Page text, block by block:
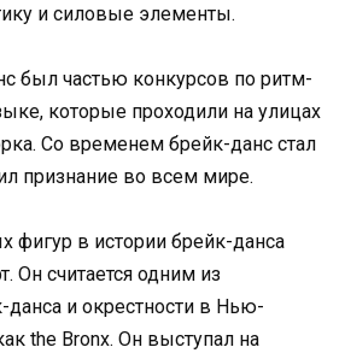
и силовые элементы.
был частью конкурсов по ритм-
которые проходили на улицах
Со временем брейк-данс стал
признание во всем мире.
фигур в истории брейк-данса
Он считается одним из
данса и окрестности в Нью-
the Bronx. Он выступал на